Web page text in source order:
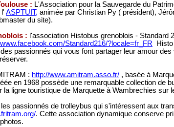
: L'Association pour la Sauvegarde du
ASPTUIT, animée par Christian Py ( président),
du site).
: l'association Histobus grenoblois - Standard
Standard216/?locale=fr_FR
passionnés qui vous font partager leur amour
: http://www.amitram.asso.fr/ , basée à
en 1968 possède une remarquable collection de
la ligne touristique de Marquette à Wambrechies sur
les passionnés de trolleybus qui s'intéressent aux
. Cette association dynamique conserve